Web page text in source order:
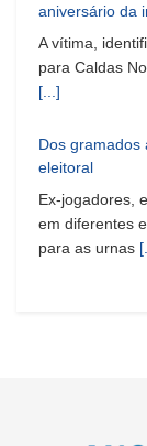
aniversário da
A vítima,
para Caldas
[...]
Dos gramados
eleitoral
Ex-jogadores,
em diferentes
para as urnas